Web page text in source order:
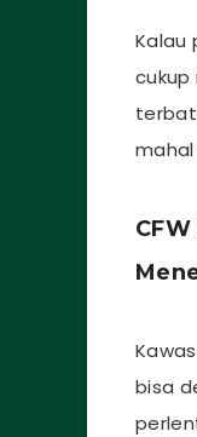
Kalau
cukup
bisa